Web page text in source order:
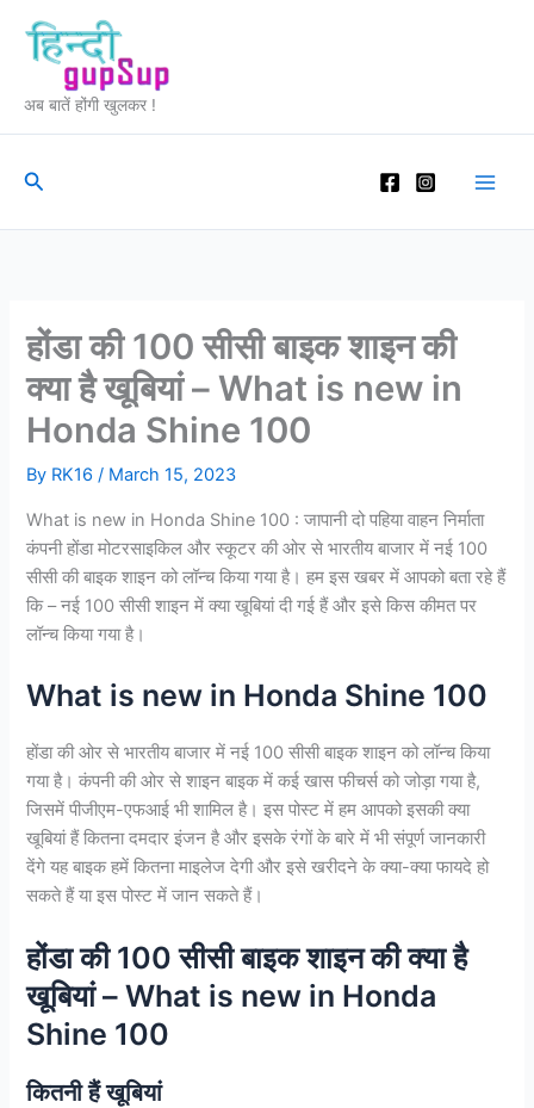
content
अब बातें होंगी खुलकर !
Search
होंडा की 100 सीसी बाइक शाइन की
क्या है खूबियां – What is new in
Honda Shine 100
By RK16/ March 15, 2023
What is new in Honda Shine 100 : जापानी दो पहिया वाहन निर्माता
कंपनी होंडा मोटरसाइकिल और स्कूटर की ओर से भारतीय बाजार में नई 100
सीसी की बाइक शाइन को लॉन्च किया गया है। हम इस खबर में आपको बता रहे हैं
कि – नई 100 सीसी शाइन में क्या खूबियां दी गई हैं और इसे किस कीमत पर
लॉन्च किया गया है।
What is new in Honda Shine 100
होंडा की ओर से भारतीय बाजार में नई 100 सीसी बाइक शाइन को लॉन्च किया
गया है। कंपनी की ओर से शाइन बाइक में कई खास फीचर्स को जोड़ा गया है,
जिसमें पीजीएम-एफआई भी शामिल है। इस पोस्ट में हम आपको इसकी क्या
खूबियां हैं कितना दमदार इंजन है और इसके रंगों के बारे में भी संपूर्ण जानकारी
देंगे यह बाइक हमें कितना माइलेज देगी और इसे खरीदने के क्या-क्या फायदे हो
सकते हैं या इस पोस्ट में जान सकते हैं।
होंडा की 100 सीसी बाइक शाइन की क्या है
खूबियां – What is new in Honda
Shine 100
कितनी हैं खूबियां